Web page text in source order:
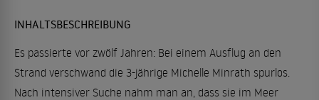
INHALTSBESCHREIBUNG
Es passierte vor zwölf Jahren: Bei einem Ausflug an den
Strand verschwand die 3-jährige Michelle Minrath spurlos.
Nach intensiver Suche nahm man an, dass sie im Meer